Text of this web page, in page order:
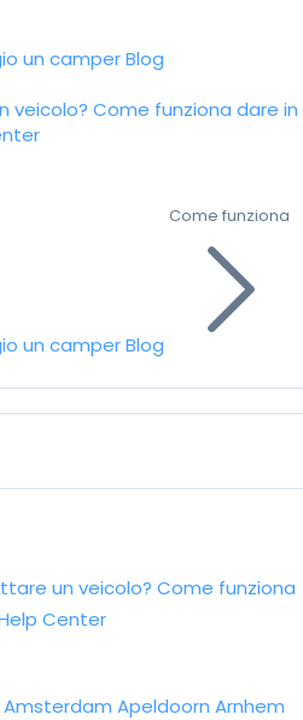
un camperBlog
veicolo? Come funziona dare in
un camperBlog
Come funziona
un veicolo? Come funziona
Center
Amsterdam Apeldoorn Arnhem